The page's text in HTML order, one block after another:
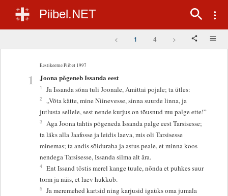
Piibel.NET
< 1 4 >
Eestikeelne Piibel 1997
1 Joona põgeneb Issanda eest
1 Ja Issanda sõna tuli Joonale, Amittai pojale; ta ütles:
2 „Võta kätte, mine Niinevesse, sinna suurde linna, ja
jutlusta sellele, sest nende kurjus on tõusnud mu palge ette!”
3 Aga Joona tahtis põgeneda Issanda palge eest Tarsisesse;
ta läks alla Jaafosse ja leidis laeva, mis oli Tarsisesse
minemas; ta andis sõiduraha ja astus peale, et minna koos
nendega Tarsisesse, Issanda silma alt ära.
4 Ent Issand tõstis merel kange tuule, nõnda et puhkes suur
torm ja näis, et laev hukkub.
5 Ja meremehed kartsid ning karjusid igaüks oma jumala